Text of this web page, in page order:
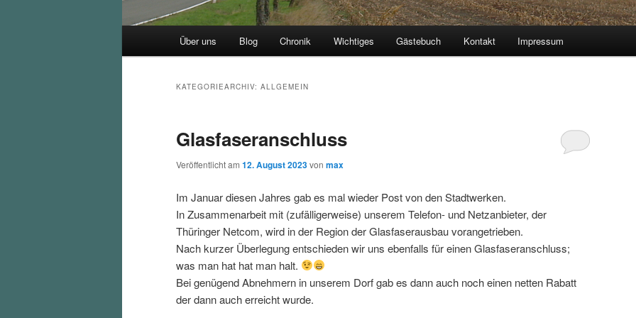
Über uns Blog Chronik Wichtiges Gästebuch Kontakt Impressum
KATEGORIEARCHIV: ALLGEMEIN
Glasfaseranschluss
Veröffentlicht am 12. August 2023von max
Im Januar diesen Jahres gab es mal wieder Post von den Stadtwerken.
In Zusammenarbeit mit (zufälligerweise) unserem Telefon- und Netzanbieter, der
Thüringer Netcom, wird in der Region der Glasfaserausbau vorangetrieben.
Nach kurzer Überlegung entschieden wir uns ebenfalls für einen Glasfaseranschluss;
was man hat hat man halt.
Bei genügend Abnehmern in unserem Dorf gab es dann auch noch einen netten Rabatt
der dann auch erreicht wurde.